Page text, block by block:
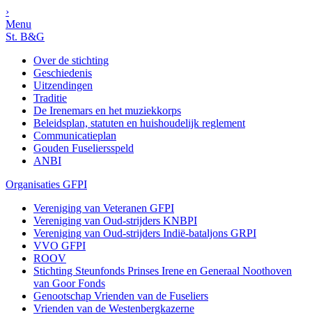
›
Menu
St. B&G
Over de stichting
Geschiedenis
Uitzendingen
Traditie
De Irenemars en het muziekkorps
Beleidsplan, statuten en huishoudelijk reglement
Communicatieplan
Gouden Fuseliersspeld
ANBI
Organisaties GFPI
Vereniging van Veteranen GFPI
Vereniging van Oud-strijders KNBPI
Vereniging van Oud-strijders Indië-bataljons GRPI
VVO GFPI
ROOV
Stichting Steunfonds Prinses Irene en Generaal Noothoven
van Goor Fonds
Genootschap Vrienden van de Fuseliers
Vrienden van de Westenbergkazerne